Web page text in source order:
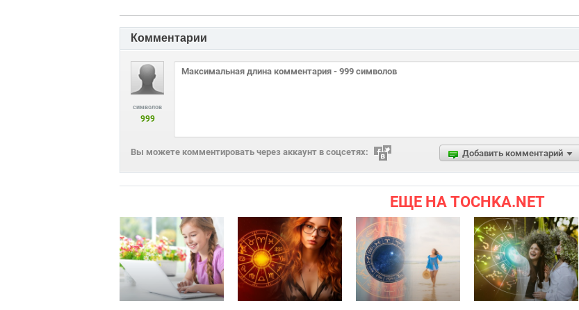
Комментарии
символов
999
Добавить комментарий
Вы можете комментировать через аккаунт в соцсетях:
ЕЩЕ НА TOCHKA.NET